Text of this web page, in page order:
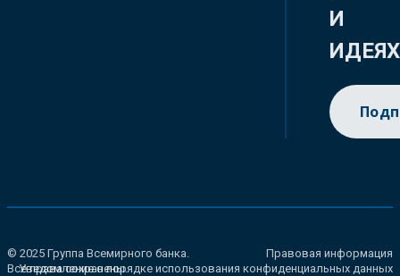
И
ИДЕЯХ
© 2025 Группа Всемирного банка.
Все права сохранены.
Правовая информация
Уведомление о порядке использования конфиденциальных данных